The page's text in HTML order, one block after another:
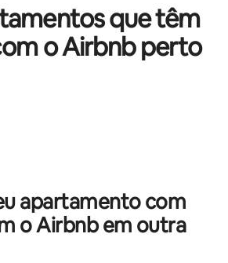
que têm
o Airbnb perto
apartamento com
o Airbnb em outra